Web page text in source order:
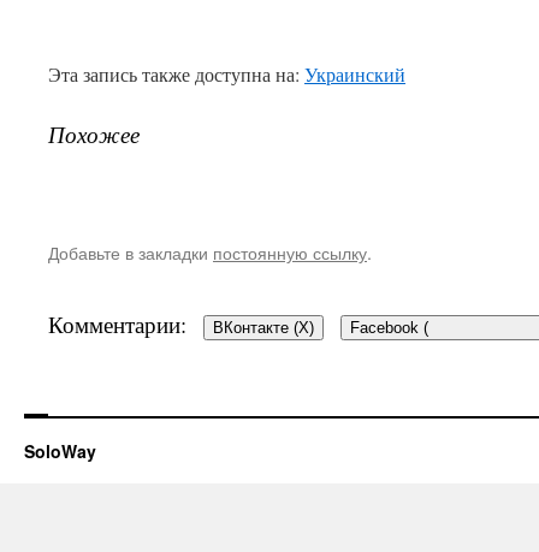
Эта запись также доступна на: Украинский
Похожее
Добавьте в закладки постоянную ссылку.
Комментарии: ВКонтакте (X) Facebook (
SoloWay